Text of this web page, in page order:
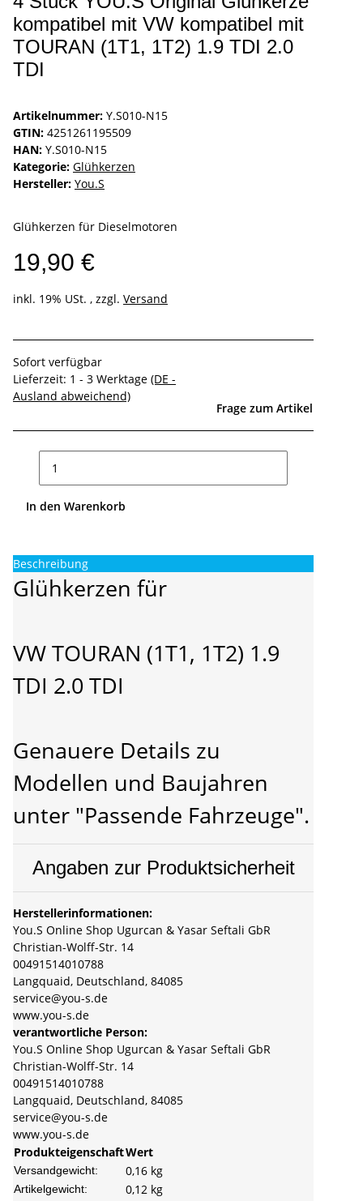
kompatibel mit VW kompatibel mit
TOURAN (1T1, 1T2) 1.9 TDI 2.0
TDI
Artikelnummer: Y.S010-N15
GTIN: 4251261195509
HAN: Y.S010-N15
Kategorie: Glühkerzen
Hersteller: You.S
Glühkerzen für Dieselmotoren
19,90 €
inkl. 19% USt. , zzgl. Versand
Sofort verfügbar
Lieferzeit: 1 - 3 Werktage (DE -
Ausland abweichend)
Frage zum Artikel
In den Warenkorb
Beschreibung
Glühkerzen für
VW TOURAN (1T1, 1T2) 1.9
TDI 2.0 TDI
Genauere Details zu
Modellen und Baujahren
unter "Passende Fahrzeuge".
Angaben zur Produktsicherheit
Herstellerinformationen:
You.S Online Shop Ugurcan & Yasar Seftali GbR
Christian-Wolff-Str. 14
00491514010788
Langquaid, Deutschland, 84085
service@you-s.de
www.you-s.de
verantwortliche Person:
You.S Online Shop Ugurcan & Yasar Seftali GbR
Christian-Wolff-Str. 14
00491514010788
Langquaid, Deutschland, 84085
service@you-s.de
www.you-s.de
ProdukteigenschaftWert
Versandgewicht: 0,16 kg
Artikelgewicht: 0,12 kg